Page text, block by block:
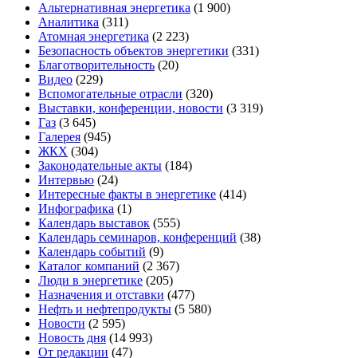
Альтернативная энергетика (1 900)
Аналитика (311)
Атомная энергетика (2 223)
Безопасность объектов энергетики (331)
Благотворительность (20)
Видео (229)
Вспомогательные отрасли (320)
Выставки, конференции, новости (3 319)
Газ (3 645)
Галерея (945)
ЖКХ (304)
Законодательные акты (184)
Интервью (24)
Интересные факты в энергетике (414)
Инфографика (1)
Календарь выставок (555)
Календарь семинаров, конференций (38)
Календарь событий (9)
Каталог компаний (2 367)
Люди в энергетике (205)
Назначения и отставки (477)
Нефть и нефтепродукты (5 580)
Новости (2 595)
Новость дня (14 993)
От редакции (47)